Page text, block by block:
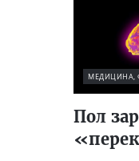
МЕДИЦИНА,
Пол